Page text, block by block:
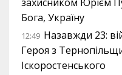
Бога, Україну
12:49 Назавжди 23:
Героя з
Іскоростенського